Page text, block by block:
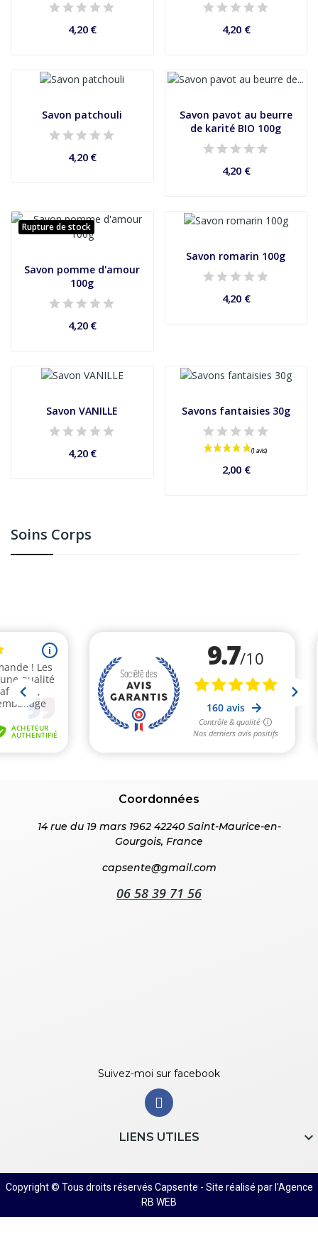
Soins Corps
4,20 € 4,20 €
Savon patchouli
4,20 €
Savon pavot au beurre
de karité BIO 100g
4,20 €
Rupture de stock
Savon pomme d'amour
100g
4,20 €
Savon romarin 100g
4,20 €
Savon VANILLE
4,20 €
Savons fantaisies 30g
2,00 €
Coordonnées
14 rue du 19 mars 1962 42240 Saint-Maurice-en-
Gourgois, France
capsente@gmail.com
06 58 39 71 56
Suivez-moi sur facebook
LIENS UTILES 
Copyright © Tous droits réservés Capsente - Site réalisé par l 'Agence
RB WEB